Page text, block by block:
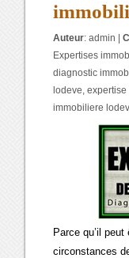
Auteur:admin |
Expertises
diagnostic
lodeve,
immobiliere
Parce qu’il
circonstances